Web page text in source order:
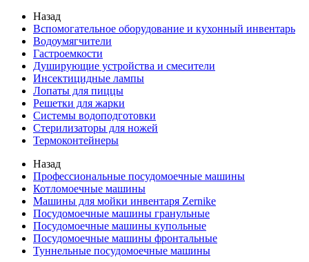
Назад
Вспомогательное оборудование и кухонный инвентарь
Водоумягчители
Гастроемкости
Душирующие устройства и смесители
Инсектицидные лампы
Лопаты для пиццы
Решетки для жарки
Системы водоподготовки
Стерилизаторы для ножей
Термоконтейнеры
Назад
Профессиональные посудомоечные машины
Котломоечные машины
Машины для мойки инвентаря Zernike
Посудомоечные машины гранульные
Посудомоечные машины купольные
Посудомоечные машины фронтальные
Туннельные посудомоечные машины